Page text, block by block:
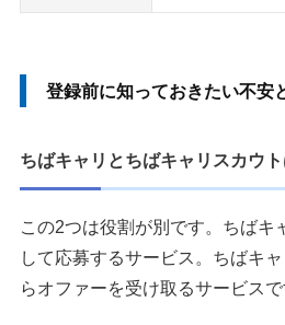
登録前に知っておきたい不安
ちばキャリとちばキャリスカウ
この2つは役割が別です。ちばキ
して応募するサービス。ちばキ
らオファーを受け取るサービスで